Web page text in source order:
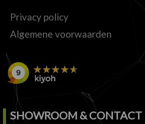
Privacy policy
Algemene voorwaarden
SHOWROOM & CONTACT